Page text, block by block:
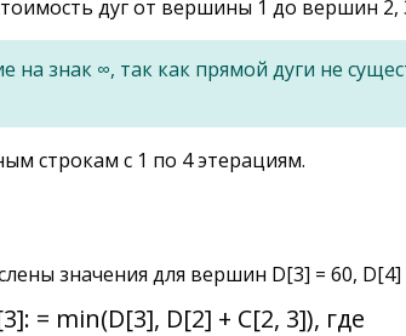
дуг от вершины 1 до вершин 2,
на знак ∞, так как прямой дуги не
строкам с 1 по 4 этерациям.
значения для вершин D[3] = 60,
= min(D[3], D[2] + C[2, 3]), где